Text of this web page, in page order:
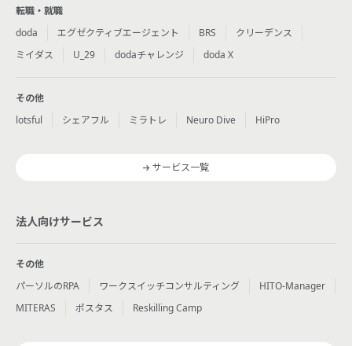
転職・就職
doda
エグゼクティブエージェント BRS
クリーデンス
ミイダス
U_29 dodaチャレンジ doda X
その他
lotsful
シェアフル ミラトレ Neuro Dive HiPro
サービス一覧
法人向けサービス
その他
パーソルのRPA
ワークスイッチコンサルティング
HITO-Manager
MITERAS
ポスタス Reskilling Camp